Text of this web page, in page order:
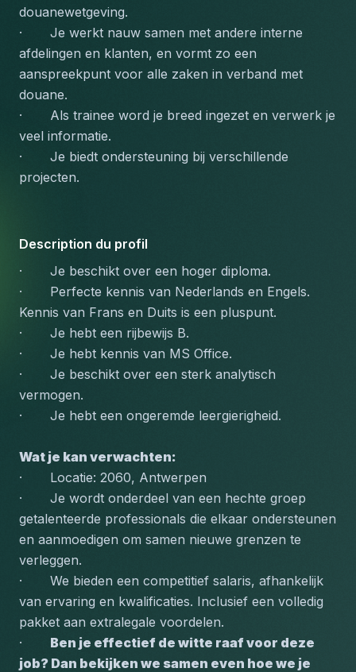
douanewetgeving.
·       Je werkt nauw samen met andere interne
afdelingen en klanten, en vormt zo een
aanspreekpunt voor alle zaken in verband met
douane.
·       Als trainee word je breed ingezet en verwerk je
veel informatie.
·       Je biedt ondersteuning bij verschillende
projecten.
Description du profil
·       Je beschikt over een hoger diploma.
·       Perfecte kennis van Nederlands en Engels.
Kennis van Frans en Duits is een pluspunt.
·       Je hebt een rijbewijs B.
·       Je hebt kennis van MS Office.
·       Je beschikt over een sterk analytisch
vermogen.
·       Je hebt een ongeremde leergierigheid.
Wat je kan verwachten:
·       Locatie: 2060, Antwerpen
·       Je wordt onderdeel van een hechte groep
getalenteerde professionals die elkaar ondersteunen
en aanmoedigen om samen nieuwe grenzen te
verleggen.
·       We bieden een competitief salaris, afhankelijk
van ervaring en kwalificaties. Inclusief een volledig
pakket aan extralegale voordelen.
· Ben je effectief de witte raaf voor deze
job? Dan bekijken we samen even hoe we je